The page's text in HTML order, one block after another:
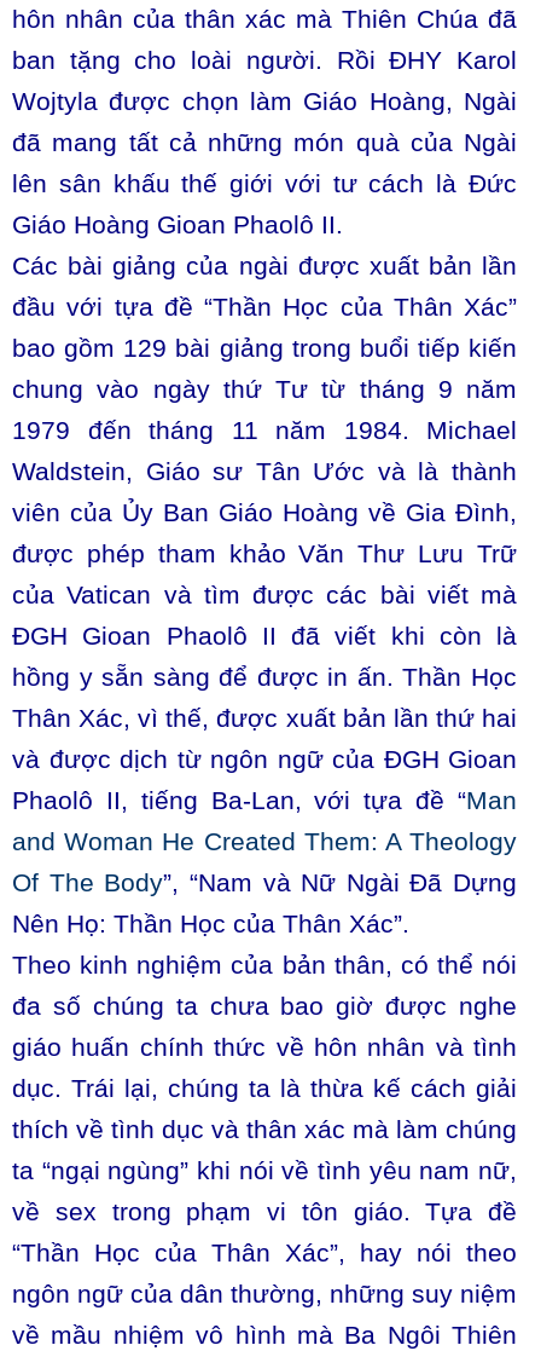
hôn nhân của thân xác mà Thiên Chúa đã
ban tặng cho loài người. Rồi ĐHY Karol
Wojtyla được chọn làm Giáo Hoàng, Ngài
đã mang tất cả những món quà của Ngài
lên sân khấu thế giới với tư cách là Đức
Giáo Hoàng Gioan Phaolô II.
Các bài giảng của ngài được xuất bản lần
đầu với tựa đề “Thần Học của Thân Xác”
bao gồm 129 bài giảng trong buổi tiếp kiến
chung vào ngày thứ Tư từ tháng 9 năm
1979 đến tháng 11 năm 1984. Michael
Waldstein, Giáo sư Tân Ước và là thành
viên của Ủy Ban Giáo Hoàng về Gia Đình,
được phép tham khảo Văn Thư Lưu Trữ
của Vatican và tìm được các bài viết mà
ĐGH Gioan Phaolô II đã viết khi còn là
hồng y sẵn sàng để được in ấn. Thần Học
Thân Xác, vì thế, được xuất bản lần thứ hai
và được dịch từ ngôn ngữ của ĐGH Gioan
Phaolô II, tiếng Ba-Lan, với tựa đề “Man
and Woman He Created Them: A Theology
Of The Body”, “Nam và Nữ Ngài Đã Dựng
Nên Họ: Thần Học của Thân Xác”.
Theo kinh nghiệm của bản thân, có thể nói
đa số chúng ta chưa bao giờ được nghe
giáo huấn chính thức về hôn nhân và tình
dục. Trái lại, chúng ta là thừa kế cách giải
thích về tình dục và thân xác mà làm chúng
ta “ngại ngùng” khi nói về tình yêu nam nữ,
về sex trong phạm vi tôn giáo. Tựa đề
“Thần Học của Thân Xác”, hay nói theo
ngôn ngữ của dân thường, những suy niệm
về mầu nhiệm vô hình mà Ba Ngôi Thiên